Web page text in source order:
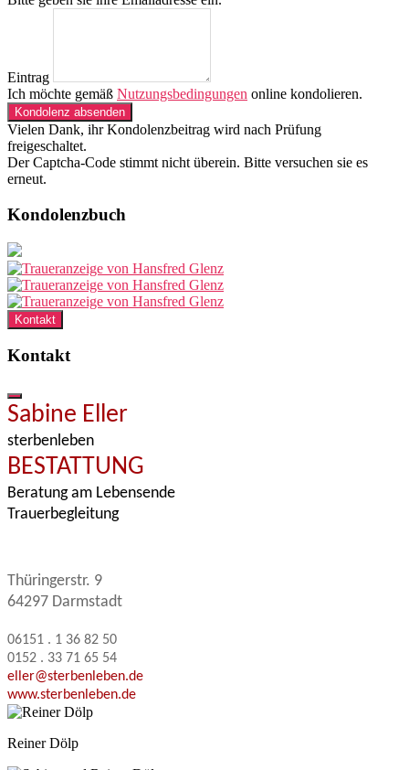
Eintrag
Ich möchte gemäß Nutzungsbedingungen online kondolieren.
Kondolenz absenden
Vielen Dank, ihr Kondolenzbeitrag wird nach Prüfung
freigeschaltet.
Der Captcha-Code stimmt nicht überein. Bitte versuchen sie es
erneut.
Kondolenzbuch
Kontakt
Kontakt
Sabine Eller
sterbenleben
BESTATTUNG
Beratung am Lebensende
Trauerbegleitung
Thüringerstr. 9
64297 Darmstadt
06151 . 1 36 82 50
0152 . 33 71 65 54
eller@sterbenleben.de
www.sterbenleben.de
Reiner Dölp